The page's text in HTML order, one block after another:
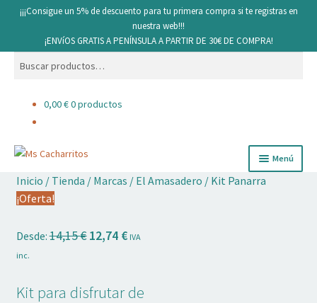
¡¡¡Consigue un 5% de descuento para tu primera compra si te registras en
nuestra web!!!
¡ENVíOS GRATIS A PENÍNSULA A PARTIR DE 30€ DE COMPRA!
0,00€0 productos
Ir
la
navegación
Ir
contenido
Menú
Cacharritos y Utensilios
Ingredientes
Decoración comestible
Inicio / Tienda / Marcas / El Amasadero / Kit Panarra
¡Oferta!
Desde:14,15€ El
era:
12,74 €El
es:
IVA
inc.
Kit para disfrutar de